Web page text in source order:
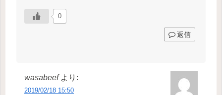
0
返信
wasabeef より:
2019/02/18 15:50